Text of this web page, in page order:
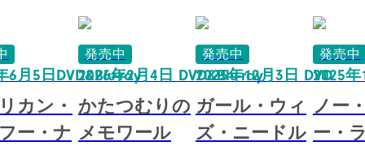
6月5日DVD&Blu-ray
カン・
ー・ナ
発売中
2026年2月4日 DVD&Blu-ray
かたつむりの
メモワール
発売中
2025年12月3日 DVD
ガール・ウィ
ズ・ニードル
発売中
2025年
ノー
ー・